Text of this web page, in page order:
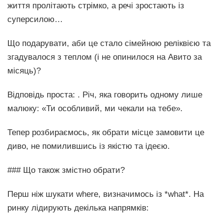
життя пролітають стрімко, а речі зростають із
суперсилою…
Що подарувати, аби це стало сімейною реліквією та
згадувалося з теплом (і не опинилося на Авито за
місяць)?
Відповідь проста: . Річ, яка говорить одному лише
малюку: «Ти особливий, ми чекали на тебе».
Тепер розбираємось, як обрати місце замовити це
диво, не помилившись із якістю та ідеєю.
### Що також змістно обрати?
Перш ніж шукати where, визначимось із *what*. На
ринку лідирують декілька напрямків: